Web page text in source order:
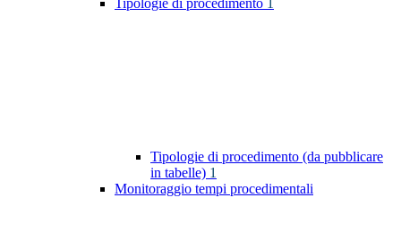
Tipologie di procedimento 1
Tipologie di procedimento (da pubblicare
in tabelle) 1
Monitoraggio tempi procedimentali